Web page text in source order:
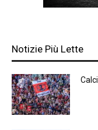
Notizie Più Lette